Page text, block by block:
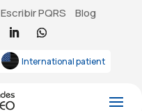
Escribir PQRS Blog
International patient